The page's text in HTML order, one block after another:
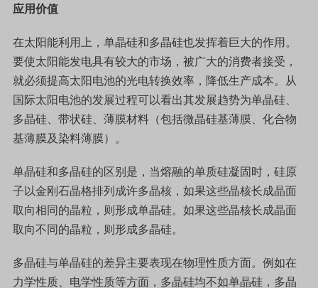
应用价值
在太阳能利用上，单晶硅和多晶硅也发挥着巨大的作用。
要使太阳能发电具有较大的市场，被广大的消费者接受，
就必须提高太阳电池的光电转换效率，降低生产成本。从
国际太阳电池的发展过程可以看出其发展趋势为单晶硅、
多晶硅、带状硅、薄膜材料（包括微晶硅基薄膜、化合物
基薄膜及染料薄膜）。
单晶硅和多晶硅的区别是，当熔融的单质硅凝固时，硅原
子以金刚石晶格排列成许多晶核，如果这些晶核长成晶面
取向相同的晶粒，则形成单晶硅。如果这些晶核长成晶面
取向不同的晶粒，则形成多晶硅。
多晶硅与单晶硅的差异主要表现在物理性质方面。例如在
力学性质、电学性质等方面，多晶硅均不如单晶硅，多晶